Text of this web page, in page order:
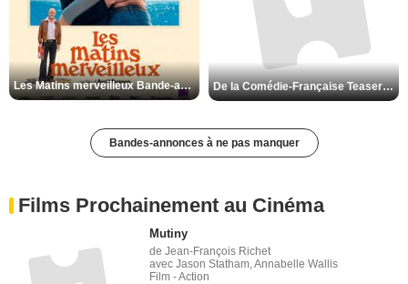
Les Matins merveilleux Bande-annonce VF De la Comédie-Française Teaser VF
Bandes-annonces à ne pas manquer
Films Prochainement au Cinéma
Mutiny
de Jean-François Richet
avec Jason Statham, Annabelle Wallis
Film - Action